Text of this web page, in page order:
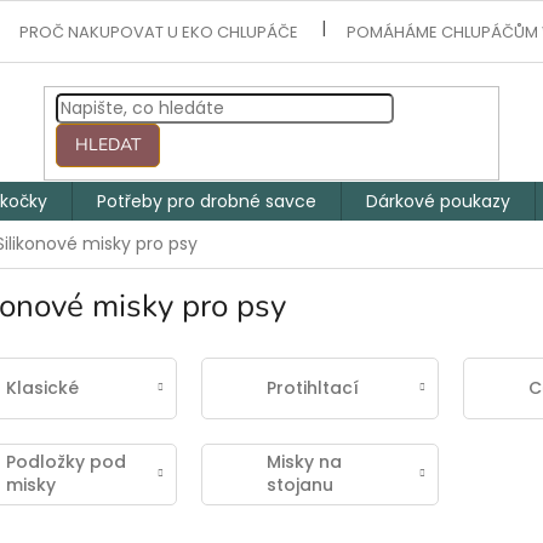
PROČ NAKUPOVAT U EKO CHLUPÁČE POMÁHÁME CHLUPÁČŮM
HLEDAT
Potřeby pro drobné savce Dárkové poukazy
misky pro psy
misky pro psy
Klasické Protihltací
Podložky pod
misky
Misky na
stojanu